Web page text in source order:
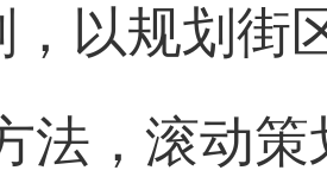
，以规划街
法，滚动